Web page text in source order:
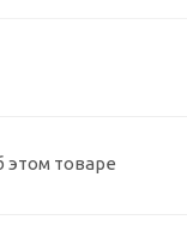
этом товаре